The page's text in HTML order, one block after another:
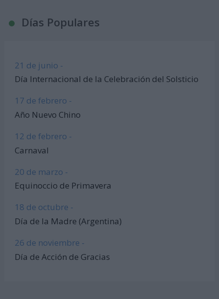
Días Populares
21 de junio -
Día Internacional de la Celebración del Solsticio
17 de febrero -
Año Nuevo Chino
12 de febrero -
Carnaval
20 de marzo -
Equinoccio de Primavera
18 de octubre -
Día de la Madre (Argentina)
26 de noviembre -
Día de Acción de Gracias